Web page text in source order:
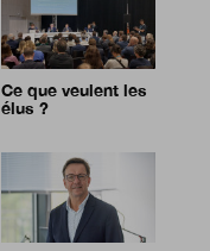
Ce que veulent les
élus ?